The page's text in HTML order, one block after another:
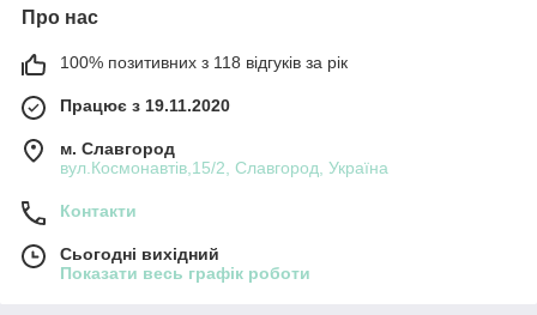
Про нас
100% позитивних з 118 відгуків за рік
Працює з 19.11.2020
м. Славгород
вул.Космонавтів,15/2, Славгород, Україна
Контакти
Сьогодні вихідний
Показати весь графік роботи